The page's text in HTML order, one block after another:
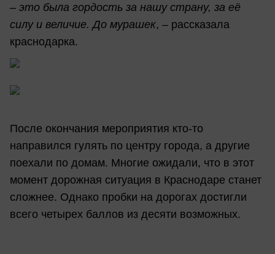
– это была гордость за нашу страну, за её
силу и величие. До мурашек, – рассказала
краснодарка.
После окончания мероприятия кто-то
направился гулять по центру города, а другие
поехали по домам. Многие ожидали, что в этот
момент дорожная ситуация в Краснодаре станет
сложнее. Однако пробки на дорогах достигли
всего четырех баллов из десяти возможных.